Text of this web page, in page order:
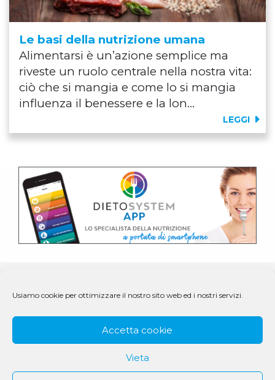
Usiamo cookie per ottimizzare il nostro sito web ed i nostri servizi.
Accetta cookie
Vieta
Le basi della nutrizione umana
Alimentarsi è un’azione semplice ma
riveste un ruolo centrale nella nostra vita:
ciò che si mangia e come lo si mangia
influenza il benessere e la lon...
LEGGI